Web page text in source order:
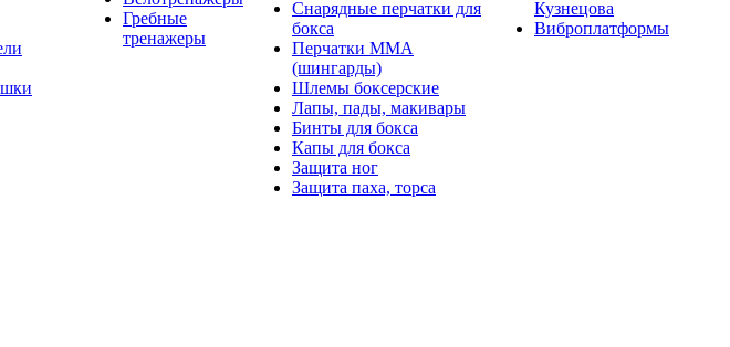
Гребные
тренажеры
Снарядные перчатки для
бокса
Перчатки MMA
(шингарды)
Шлемы боксерские
Лапы, пады, макивары
Бинты для бокса
Капы для бокса
Защита ног
Защита паха, торса
Кузнецова
Виброплатформы